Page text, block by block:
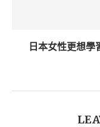
日本女性更想